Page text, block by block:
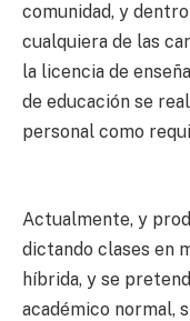
comunidad, y
cualquiera de las
la licencia de
de educación se
personal como
Actualmente, y
dictando clases en
híbrida, y se
académico normal,